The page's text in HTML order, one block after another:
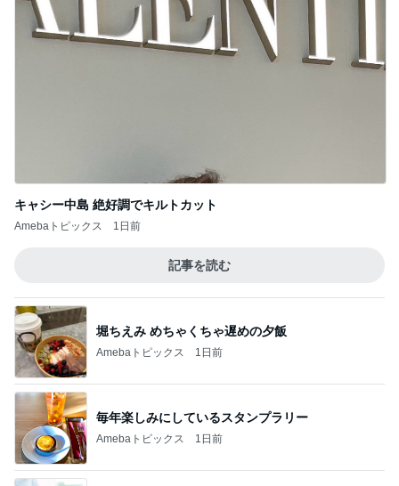
キャシー中島 絶好調でキルトカット
Amebaトピックス 1日前
記事を読む
堀ちえみ めちゃくちゃ遅めの夕飯
Amebaトピックス 1日前
毎年楽しみにしているスタンプラリー
Amebaトピックス 1日前